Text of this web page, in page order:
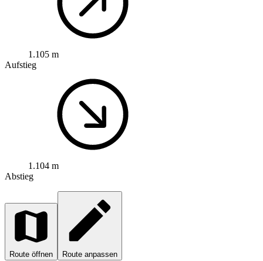
1.105 m
Aufstieg
1.104 m
Abstieg
Route öffnen Route anpassen